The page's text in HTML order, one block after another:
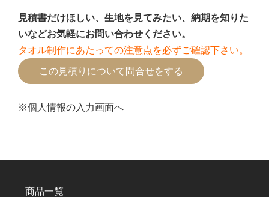
見積書だけほしい、生地を見てみたい、納期を知りた
いなどお気軽にお問い合わせください。
タオル制作にあたっての注意点を必ずご確認下さい。
※個人情報の入力画面へ
商品一覧